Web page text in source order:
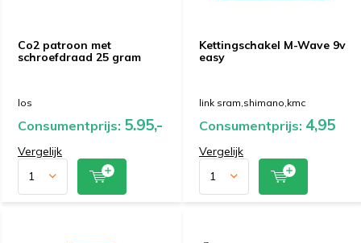
Co2 patroon met
schroefdraad 25 gram
los
Consumentprijs: 5.95,-
Vergelijk
Kettingschakel M-Wave 9v
easy
link sram,shimano,kmc
Consumentprijs: 4,95
Vergelijk